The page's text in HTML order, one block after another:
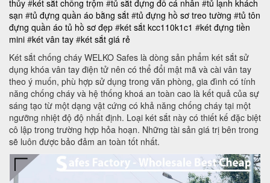
thủy #két sắt chống trộm #tủ sắt đựng đồ cá nhân #tủ lạnh khách
sạn #tủ đựng quần áo bằng sắt #tủ đựng hồ sơ treo tường #tủ tôn
đựng quần áo tủ hồ sơ đẹp #két sắt kcc110k1c1 #két đựng tiền
mini #két vân tay #két sắt giá rẻ
Két sắt chống cháy WELKO Safes là dòng sản phẩm két sắt sử
dụng khóa vân tay điện tử nên có thể đổi mật mã và cài vân tay
theo ý muốn, phù hợp sử dụng trong văn phòng, gia đình có tính
năng chống cháy và hệ thống khoá an toàn cao là kết quả của sự
sáng tạo từ một dạng vật cứng có khả năng chống cháy tại một
ngưỡng nhiệt độ độ nhất định. Loại két sắt này có thiết kế đặc biệt
cô lập trong trường hợp hỏa hoạn. Những tài sản giá trị bên trong
sẽ luôn được bảo đảm an toàn tốt nhất.